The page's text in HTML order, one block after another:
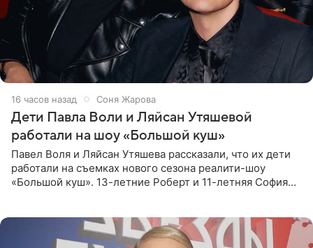
16 часов назад Соня Жарова
Дети Павла Воли и Ляйсан Утяшевой
работали на шоу «Большой куш»
Павел Воля и Ляйсан Утяшева рассказали, что их дети
работали на съемках нового сезона реалити-шоу
«Большой куш». 13-летние Роберт и 11-летняя София